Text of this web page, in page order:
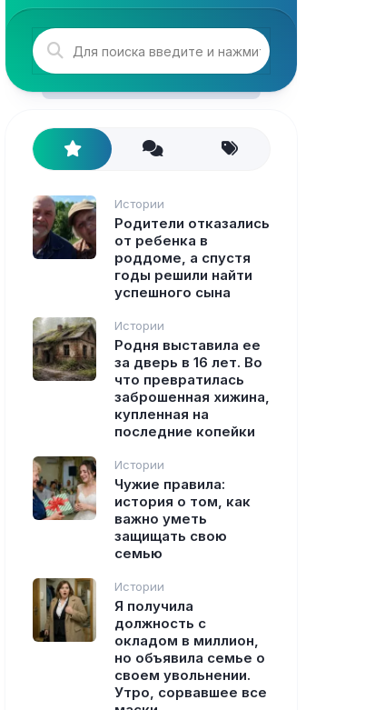
Истории
Родители отказались
от ребенка в
роддоме, а спустя
годы решили найти
успешного сына
Истории
Родня выставила ее
за дверь в 16 лет. Во
что превратилась
заброшенная хижина,
купленная на
последние копейки
Истории
Чужие правила:
история о том, как
важно уметь
защищать свою
семью
Истории
Я получила
должность с
окладом в миллион,
но объявила семье о
своем увольнении.
Утро, сорвавшее все